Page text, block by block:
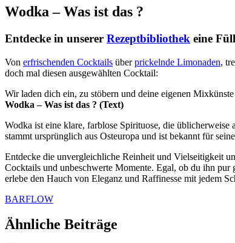
Wodka – Was ist das ?
Entdecke in unserer Rezeptbibliothek eine
Von erfrischenden Cocktails überprickelnde Limonaden,
doch mal diesen ausgewählten Cocktail:
Wir laden dich ein, zu stöbern und deine eigenen
Wodka – Was ist das ? (Text)
Wodka ist eine klare, farblose Spirituose, die
stammt ursprünglich aus Osteuropa und ist bekannt für
Entdecke die unvergleichliche Reinheit und Vielseitigkeit
Cocktails und unbeschwerte Momente. Egal, ob du ihn
erlebe den Hauch von Eleganz und Raffinesse mit jedem
BARFLOW
Ähnliche Beiträge